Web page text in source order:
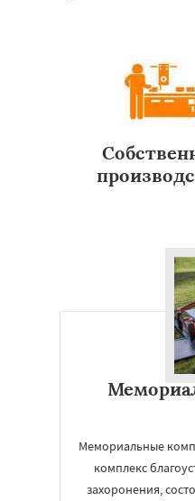
Мемориальные
комплекс
захоронения,